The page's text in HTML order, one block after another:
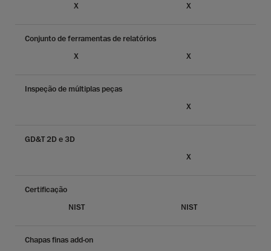
X
X
Conjunto de ferramentas de relatórios
X
X
Inspeção de múltiplas peças
X
GD&T 2D e 3D
X
Certificação
NIST
NIST
Chapas finas add-on